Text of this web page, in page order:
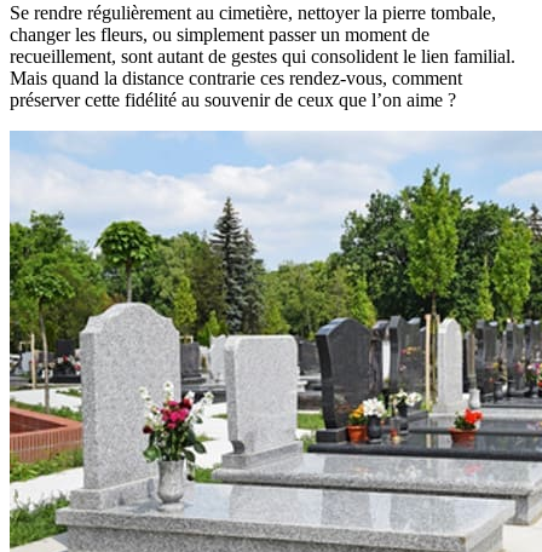
Se rendre régulièrement au cimetière, nettoyer la pierre tombale,
changer les fleurs, ou simplement passer un moment de
recueillement, sont autant de gestes qui consolident le lien familial.
Mais quand la distance contrarie ces rendez-vous, comment
préserver cette fidélité au souvenir de ceux que l’on aime ?